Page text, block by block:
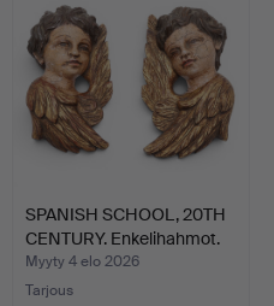
SPANISH SCHOOL, 20TH
CENTURY. Enkelihahmot.
Myyty 4 elo 2026
Tarjous